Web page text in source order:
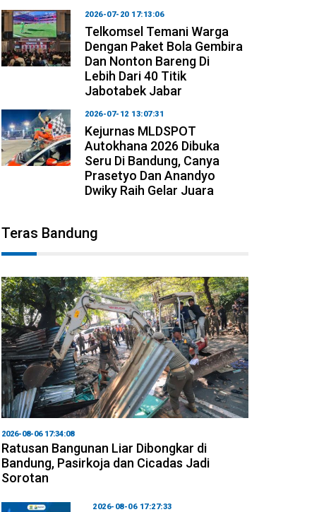
2026-07-20 17:13:06
Telkomsel Temani Warga
Dengan Paket Bola Gembira
Dan Nonton Bareng Di
Lebih Dari 40 Titik
Jabotabek Jabar
2026-07-12 13:07:31
Kejurnas MLDSPOT
Autokhana 2026 Dibuka
Seru Di Bandung, Canya
Prasetyo Dan Anandyo
Dwiky Raih Gelar Juara
Teras Bandung
2026-08-06 17:34:08
Ratusan Bangunan Liar Dibongkar di
Bandung, Pasirkoja dan Cicadas Jadi
Sorotan
2026-08-06 17:27:33